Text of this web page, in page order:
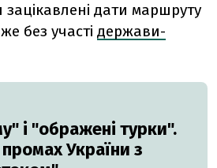
зацікавлені дати маршруту
без участі держави-
і "ображені турки".
України з